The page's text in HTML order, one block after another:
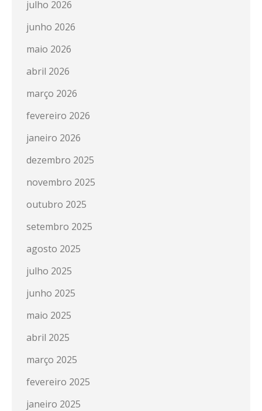
julho 2026
junho 2026
maio 2026
abril 2026
março 2026
fevereiro 2026
janeiro 2026
dezembro 2025
novembro 2025
outubro 2025
setembro 2025
agosto 2025
julho 2025
junho 2025
maio 2025
abril 2025
março 2025
fevereiro 2025
janeiro 2025